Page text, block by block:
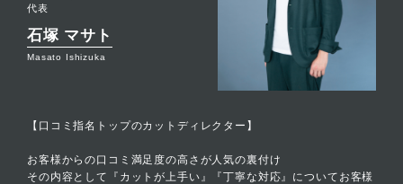
代表
石塚 マサト
Masato Ishizuka
【口コミ指名トップのカットディレクター】
お客様からの口コミ満足度の高さが人気の裏付け
その内容として『カットが上手い』『丁寧な対応』についてお客様